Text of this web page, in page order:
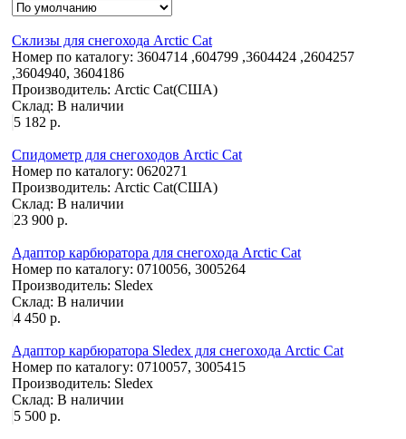
Cклизы для снегохода Arctic Cat
Номер по каталогу: 3604714 ,604799 ,3604424 ,2604257
,3604940, 3604186
Производитель: Arctic Cat(США)
Склад: В наличии
5 182 р.
Cпидометр для снегоходов Arctic Cat
Номер по каталогу: 0620271
Производитель: Arctic Cat(США)
Склад: В наличии
23 900 р.
Адаптор карбюратора для снегохода Arctic Cat
Номер по каталогу: 0710056, 3005264
Производитель: Sledex
Склад: В наличии
4 450 р.
Адаптор карбюратора Sledex для снегохода Arctic Cat
Номер по каталогу: 0710057, 3005415
Производитель: Sledex
Склад: В наличии
5 500 р.